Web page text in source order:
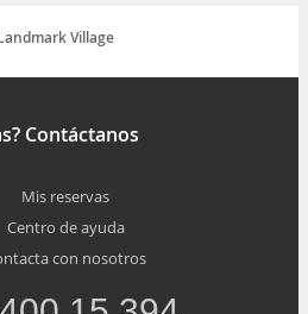
los nivelesVillage
Contáctanos
Mis reservas
Centro de ayuda
con nosotros